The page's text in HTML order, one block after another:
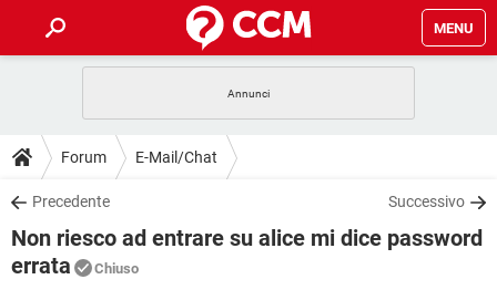
MENU
INTRATTENIMENTO
iOS
INSTAGRAM WHATSAPP
TIKTOK
GUIDE
COVID-19
iOS
DOWNLOAD
COVID-19 GAMING
INTRATTENIMENTO
FORUM
Forum E-Mail/Chat
Precedente Successivo
Non riesco ad entrare su alice mi dice password
errata
Chiuso